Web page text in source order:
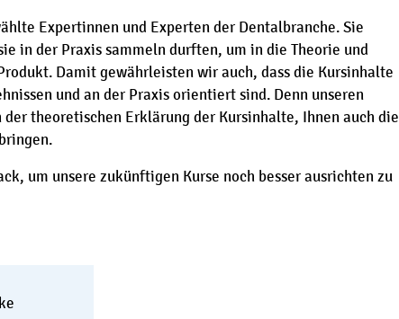
Expertinnen und Experten der Dentalbranche. Sie
in der Praxis sammeln durften, um in die Theorie und
Damit gewährleisten wir auch, dass die Kursinhalte
und an der Praxis orientiert sind. Denn unseren
theoretischen Erklärung der Kursinhalte, Ihnen auch die
um unsere zukünftigen Kurse noch besser ausrichten zu